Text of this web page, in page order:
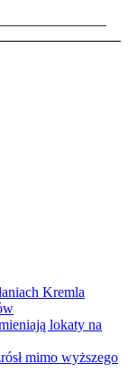
Kremla
lokaty na
mimo wyższego